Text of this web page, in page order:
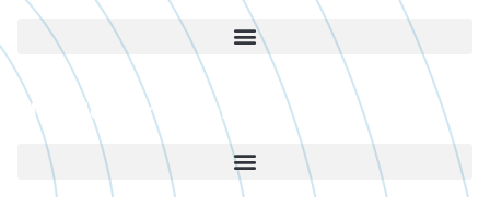
Működési területünk